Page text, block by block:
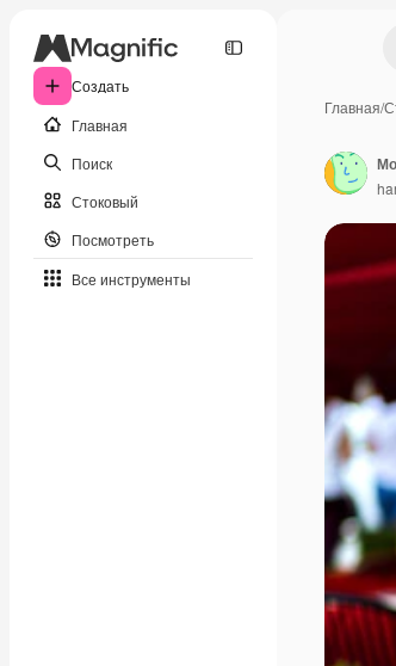
Создать
Главная
Поиск
Стоковый
Посмотреть
Все инструменты
Главная/